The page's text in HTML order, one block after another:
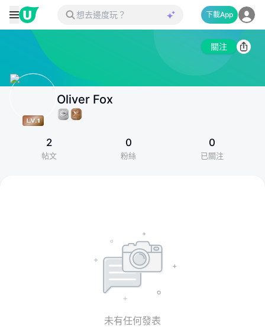
下載App
關注
Oliver Fox
2
帖文
0
粉絲
0
已關注
未有任何發表